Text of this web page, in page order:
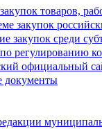
товаров,
закупок
закупок среди
регулированию
официальный
документы